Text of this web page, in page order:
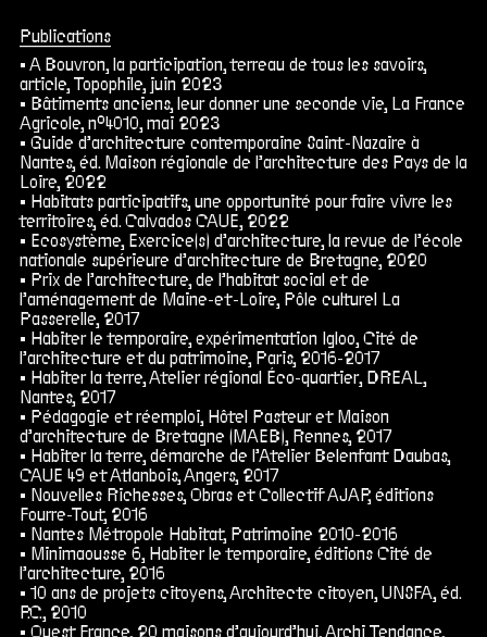
Publications
A Bouvron, la participation, terreau de tous les savoirs,
article, Topophile, juin 2023
Bâtiments anciens, leur donner une seconde vie, La France
Agricole, n°4010, mai 2023
Guide d’architecture contemporaine Saint-Nazaire à
Nantes, éd. Maison régionale de l’architecture des Pays de la
Loire, 2022
Habitats participatifs, une opportunité pour faire vivre les
territoires, éd. Calvados CAUE, 2022
Ecosystème, Exercice(s) d’architecture, la revue de l’école
nationale supérieure d’architecture de Bretagne, 2020
Prix de l’architecture, de l’habitat social et de
l’aménagement de Maine-et-Loire, Pôle culturel La
Passerelle, 2017
Habiter le temporaire, expérimentation Igloo, Cité de
l’architecture et du patrimoine, Paris, 2016-2017
Habiter la terre, Atelier régional Éco-quartier, DREAL,
Nantes, 2017
Pédagogie et réemploi, Hôtel Pasteur et Maison
d’architecture de Bretagne (MAEB), Rennes, 2017
Habiter la terre, démarche de l’Atelier Belenfant Daubas,
CAUE 49 et Atlanbois, Angers, 2017
Nouvelles Richesses, Obras et Collectif AJAP, éditions
Fourre-Tout, 2016
Nantes Métropole Habitat, Patrimoine 2010-2016
Minimaousse 6, Habiter le temporaire, éditions Cité de
l’architecture, 2016
10 ans de projets citoyens, Architecte citoyen, UNSFA, éd.
P.C., 2010
Ouest France, 20 maisons d’aujourd’hui, Archi Tendance,